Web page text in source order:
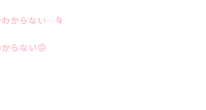
からない…🌀
らない😖